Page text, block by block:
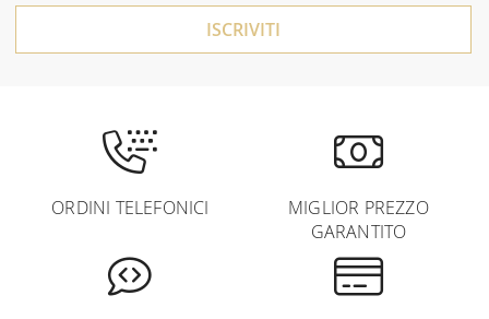
ISCRIVITI
ORDINI TELEFONICI
MIGLIOR PREZZO
GARANTITO